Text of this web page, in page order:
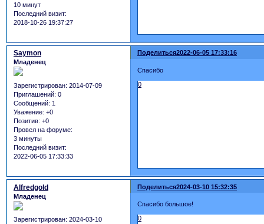
10 минут
Последний визит:
2018-10-26 19:37:27
Поделиться2022-06-05 17:33:16
Saymon
Младенец
Зарегистрирован: 2014-07-09
Приглашений: 0
Сообщений: 1
Уважение: +0
Позитив: +0
Провел на форуме:
3 минуты
Последний визит:
2022-06-05 17:33:33
Спасибо
0
Поделиться2024-03-10 15:32:35
Alfredgold
Младенец
Зарегистрирован: 2024-03-10
Спасибо большое!
0